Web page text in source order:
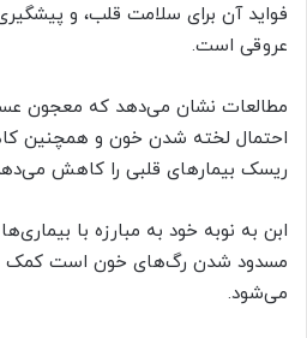
فواید آن برای سلامت قلب، و
عروقی است.
مطالعات نشان می‌دهد که معجون
احتمال لخته شدن خون و همچنین
ریسک بیمارهای قلبی را کاهش
ابن به نوبه خود به مبارزه با
مسدود شدن رگ‌های خون است کمک
می‌شود.